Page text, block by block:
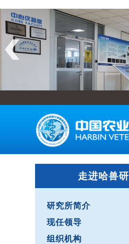
走进哈兽研
研究所简介
现任领导
组织机构